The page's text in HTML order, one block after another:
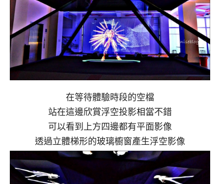
在等待體驗時段的空檔
站在這邊欣賞浮空投影相當不錯
可以看到上方四邊都有平面影像
透過立體梯形的玻璃櫥窗產生浮空影像